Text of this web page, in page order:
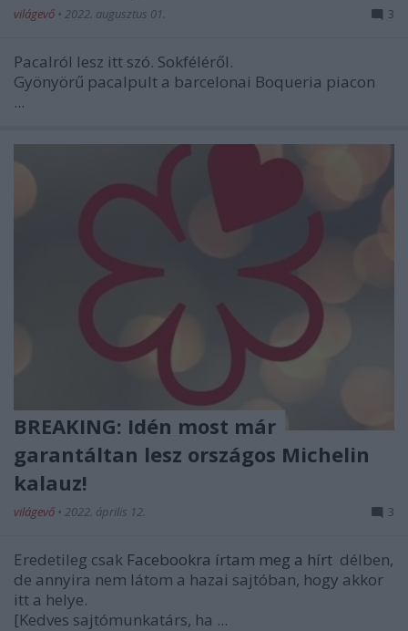
világevő • 2022. augusztus 01. 3
Pacalról lesz itt szó. Sokféléről.
Gyönyörű pacalpult a barcelonai Boqueria piacon
...
BREAKING: Idén most már
garantáltan lesz országos Michelin
kalauz!
világevő • 2022. április 12. 3
Eredetileg csak Facebookra írtam meg a hírt délben,
de annyira nem látom a hazai sajtóban, hogy akkor
itt a helye.
[Kedves sajtómunkatárs, ha ...